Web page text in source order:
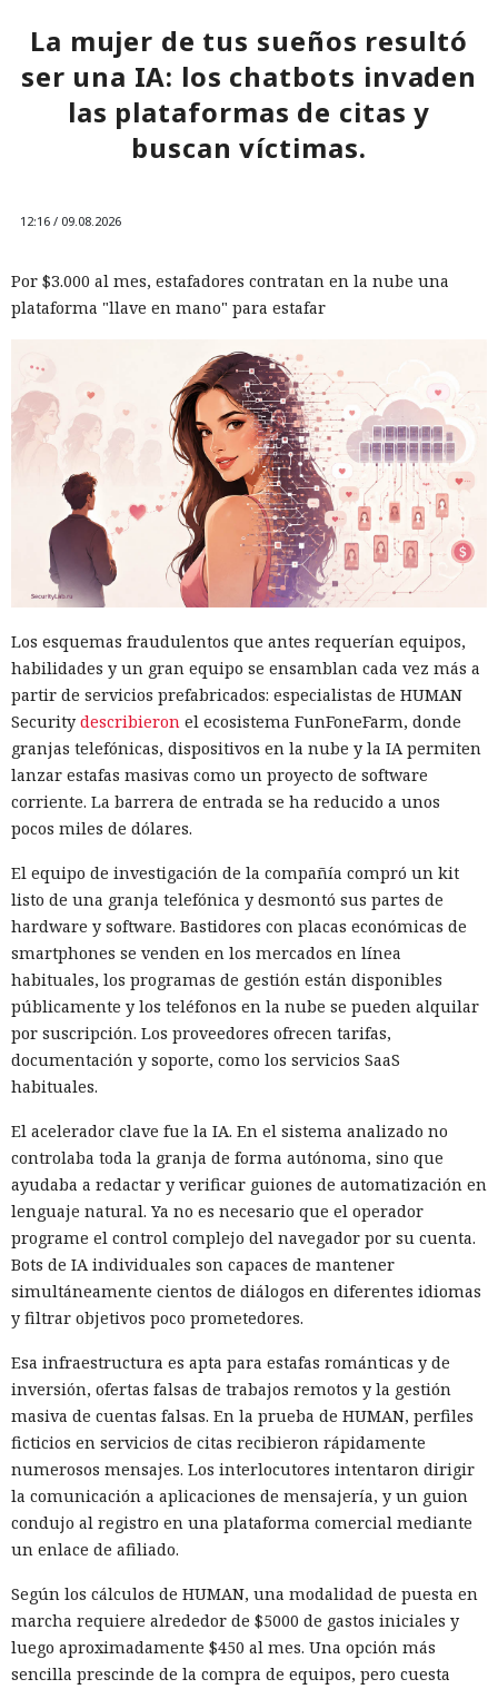
La mujer de tus sueños resultó
ser una IA: los chatbots invaden
las plataformas de citas y
buscan víctimas.
12:16 / 09.08.2026
Por $3.000 al mes, estafadores contratan en la nube una
plataforma "llave en mano" para estafar
Los esquemas fraudulentos que antes requerían equipos,
habilidades y un gran equipo se ensamblan cada vez más a
partir de servicios prefabricados: especialistas de HUMAN
Security describieron el ecosistema FunFoneFarm, donde
granjas telefónicas, dispositivos en la nube y la IA permiten
lanzar estafas masivas como un proyecto de software
corriente. La barrera de entrada se ha reducido a unos
pocos miles de dólares.
El equipo de investigación de la compañía compró un kit
listo de una granja telefónica y desmontó sus partes de
hardware y software. Bastidores con placas económicas de
smartphones se venden en los mercados en línea
habituales, los programas de gestión están disponibles
públicamente y los teléfonos en la nube se pueden alquilar
por suscripción. Los proveedores ofrecen tarifas,
documentación y soporte, como los servicios SaaS
habituales.
El acelerador clave fue la IA. En el sistema analizado no
controlaba toda la granja de forma autónoma, sino que
ayudaba a redactar y verificar guiones de automatización en
lenguaje natural. Ya no es necesario que el operador
programe el control complejo del navegador por su cuenta.
Bots de IA individuales son capaces de mantener
simultáneamente cientos de diálogos en diferentes idiomas
y filtrar objetivos poco prometedores.
Esa infraestructura es apta para estafas románticas y de
inversión, ofertas falsas de trabajos remotos y la gestión
masiva de cuentas falsas. En la prueba de HUMAN, perfiles
ficticios en servicios de citas recibieron rápidamente
numerosos mensajes. Los interlocutores intentaron dirigir
la comunicación a aplicaciones de mensajería, y un guion
condujo al registro en una plataforma comercial mediante
un enlace de afiliado.
Según los cálculos de HUMAN, una modalidad de puesta en
marcha requiere alrededor de $5000 de gastos iniciales y
luego aproximadamente $450 al mes. Una opción más
sencilla prescinde de la compra de equipos, pero cuesta